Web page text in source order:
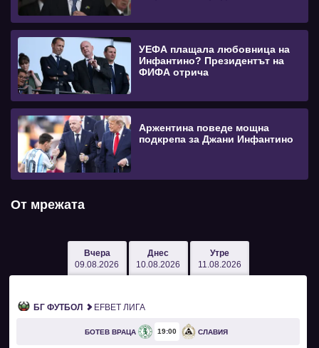
УЕФА плащала любовница на
Инфантино? Президентът на
ФИФА отрича
Аржентина поведе мощна
подкрепа за Джани Инфантино
От мрежата
Вчера
09.08.2026
Днес
10.08.2026
Утре
11.08.2026
БГ ФУТБОЛ EFBET ЛИГА
БОТЕВ ВРАЦА 19 00 СЛАВИЯ